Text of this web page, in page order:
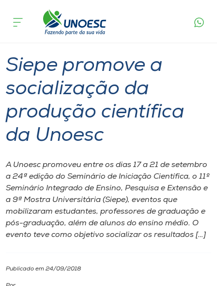
Cursos
Atendimento ao Estudante
Portal de Ensino
A
Internacionalização
I.nova
Diplomados
acontece
Siepe promove a
socialização da
produção científica
da Unoesc
A Unoesc promoveu entre os dias 17 a 21 de setembro
a 24ª edição do Seminário de Iniciação Científica, o 11º
Seminário Integrado de Ensino, Pesquisa e Extensão e
a 9ª Mostra Universitária (Siepe), eventos que
mobilizaram estudantes, professores de graduação e
pós-graduação, além de alunos do ensino médio. O
evento teve como objetivo socializar os resultados […]
Publicado em 24/09/2018